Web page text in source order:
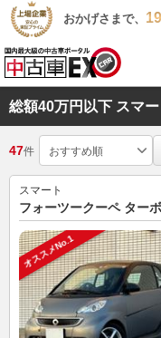
おかげさまで、
総額40万円以下 スマ
47件
スマート
フォーツークーペ ター
オススメNo.1